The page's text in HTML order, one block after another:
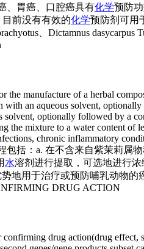
、胃癌、口腔癌具有化学预防
前没有有效的化学预防剂可用
、Dictamnus dasycarpus
the manufacture of a herbal
with an aqueous solvent,
solvent, optionally followed by a
the mixture to a water content of
chronic inflammatory
括：a. 在不含来自紫茉莉属
水溶剂进行提取，可选地进行
地用于治疗或预防哺乳动物
DRUG ACTION
drug action(drug effect,